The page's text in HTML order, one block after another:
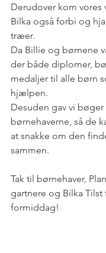
Derudover kom vores
Bilka også forbi og
træer.
Da Billie og børnene
der både diplomer,
medaljer til alle børn
hjælpen.
Desuden gav vi
børnehaverne, så de
at snakke om den
sammen.
Tak til børnehaver,
gartnere og Bilka Tilst
formiddag!